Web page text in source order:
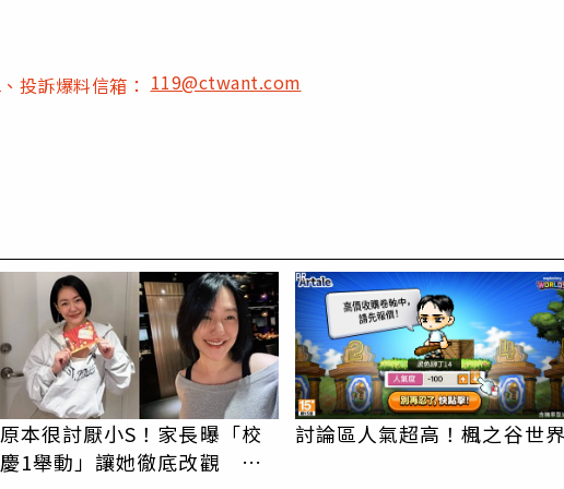
、投訴爆料信箱：119@ctwant.com
原本很討厭小S！家長曝「校
慶1舉動」讓她徹底改觀 網
討論區人氣超高！楓之谷世
PR